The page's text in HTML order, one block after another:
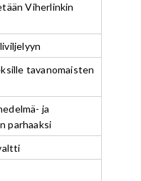
Viherlinkin
tavanomaisten
ja
parhaaksi